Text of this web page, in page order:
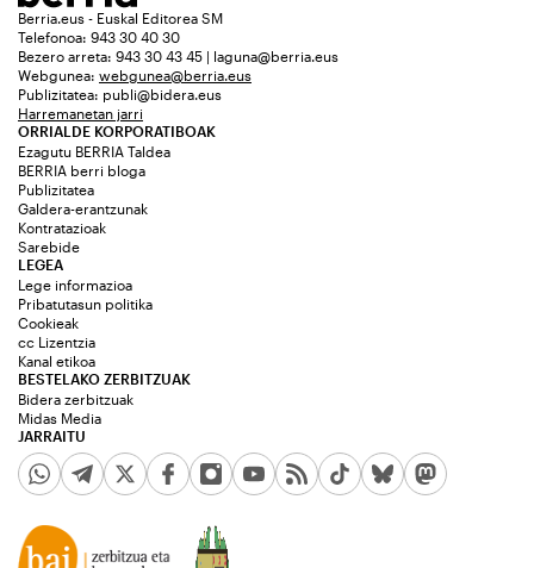
Berria.eus - Euskal Editorea SM
Telefonoa: 943 30 40 30
Bezero arreta: 943 30 43 45 | laguna@berria.eus
Webgunea: webgunea@berria.eus
Publizitatea: publi@bidera.eus
Harremanetan jarri
ORRIALDE KORPORATIBOAK
Ezagutu BERRIA Taldea
BERRIA berri bloga
Publizitatea
Galdera-erantzunak
Kontratazioak
Sarebide
JARRAITU
LEGEA
Lege informazioa
Pribatutasun politika
Cookieak
cc Lizentzia
Kanal etikoa
BESTELAKO ZERBITZUAK
Bidera zerbitzuak
Midas Media